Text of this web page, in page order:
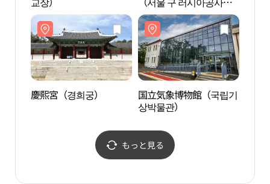
관）
慶熙宮（경희궁）
国立気象博物館（국립기
상박물관）
もっと見る